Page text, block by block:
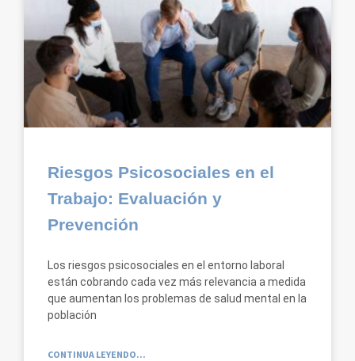
Riesgos Psicosociales en el
Trabajo: Evaluación y
Prevención
Los riesgos psicosociales en el entorno laboral
están cobrando cada vez más relevancia a medida
que aumentan los problemas de salud mental en la
población
CONTINUA LEYENDO...